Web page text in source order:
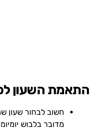
התאמת השעון
חשוב לבחור שעון
מדובר בלבוש